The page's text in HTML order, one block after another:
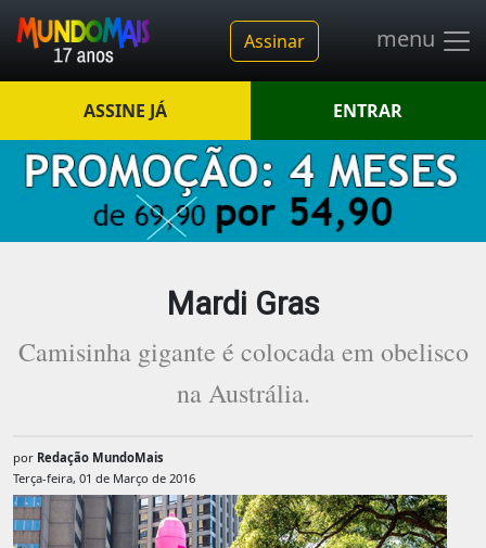
Assinar menu
ASSINE JÁ ENTRAR
Mardi Gras
Camisinha gigante é colocada em obelisco
na Austrália.
por Redação MundoMais
Terça-feira, 01 de Março de 2016